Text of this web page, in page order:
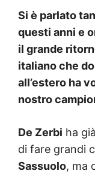
Si è parlato
questi anni e
il grande
italiano che
all’estero ha
nostro
De Zerbi ha
di fare grandi
Sassuolo, ma